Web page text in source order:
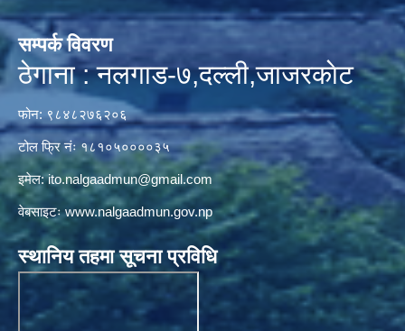
सम्पर्क विवरण
ठेगाना : नलगाड-७,दल्ली,जाजरकाेट
फोन: ९८४८२७६२०६
टोल फ्रि नंः १८१०५००००३५
इमेल:ito.nalgaadmun@gmail.com
वेबसाइटःwww.nalgaadmun.gov.np
स्थानिय तहमा सूचना प्रविधि